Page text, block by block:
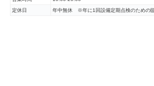
定休日
年中無休 ※年に1回設備定期点検のための臨